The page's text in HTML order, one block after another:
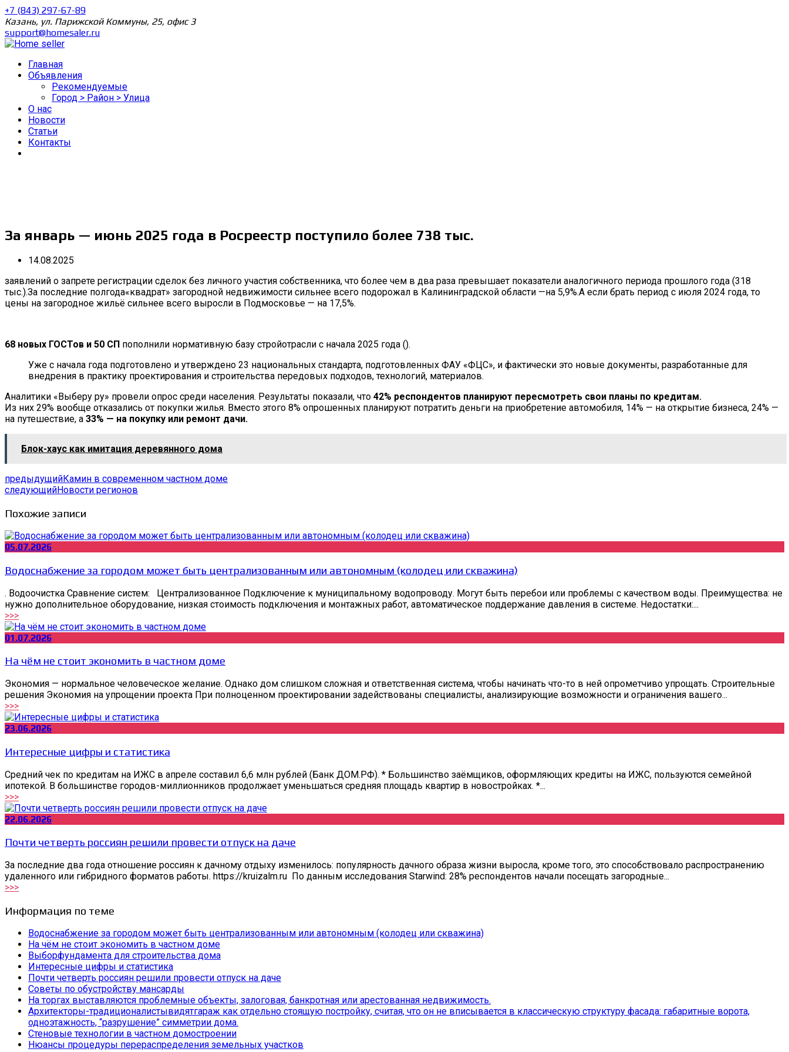
+7 (843) 297-67-89
Казань, ул. Парижской Коммуны, 25, офис 3
support@homesaler.ru
Главная
Объявления
Рекомендуемые
Город > Район > Улица
О нас
Новости
Статьи
Контакты
За январь — июнь 2025 года в Росреестр поступило более 738 тыс.
14.08.2025
заявлений о запрете регистрации сделок без личного участия собственника, что более чем в два раза превышает показатели аналогичного периода прошлого года (318
тыс.).За последние полгода«квадрат» загородной недвижимости сильнее всего подорожал в Калининградской области —на 5,9%.А если брать период с июля 2024 года, то
цены на загородное жильё сильнее всего выросли в Подмосковье — на 17,5%.
68 новых ГОСТов и 50 СП пополнили нормативную базу стройотрасли с начала 2025 года ().
Уже с начала года подготовлено и утверждено 23 национальных стандарта, подготовленных ФАУ «ФЦС», и фактически это новые документы, разработанные для
внедрения в практику проектирования и строительства передовых подходов, технологий, материалов.
Аналитики «Выберу ру» провели опрос среди населения. Результаты показали, что 42% респондентов планируют пересмотреть свои планы по кредитам.
Из них 29% вообще отказались от покупки жилья. Вместо этого 8% опрошенных планируют потратить деньги на приобретение автомобиля, 14% — на открытие бизнеса, 24% —
на путешествие, а 33% — на покупку или ремонт дачи.
Блок-хаус как имитация деревянного дома
предыдущийКамин в современном частном доме
следующийНовости регионов
Похожие записи
05.07.2026
Водоснабжение за городом может быть централизованным или автономным (колодец или скважина)
. Водоочистка Сравнение систем: Централизованное Подключение к муниципальному водопроводу. Могут быть перебои или проблемы с качеством воды. Преимущества: не
нужно дополнительное оборудование, низкая стоимость подключения и монтажных работ, автоматическое поддержание давления в системе. Недостатки:...
>>>
01.07.2026
На чём не стоит экономить в частном доме
Экономия — нормальное человеческое желание. Однако дом слишком сложная и ответственная система, чтобы начинать что-то в ней опрометчиво упрощать. Строительные
решения Экономия на упрощении проекта При полноценном проектировании задействованы специалисты, анализирующие возможности и ограничения вашего...
>>>
23.06.2026
Интересные цифры и статистика
Средний чек по кредитам на ИЖС в апреле составил 6,6 млн рублей (Банк ДОМ.РФ). * Большинство заёмщиков, оформляющих кредиты на ИЖС, пользуются семейной
ипотекой. В большинстве городов-миллионников продолжает уменьшаться средняя площадь квартир в новостройках. *...
>>>
22.06.2026
Почти четверть россиян решили провести отпуск на даче
За последние два года отношение россиян к дачному отдыху изменилось: популярность дачного образа жизни выросла, кроме того, это способствовало распространению
удаленного или гибридного форматов работы. https://kruizalm.ru По данным исследования Starwind: 28% респондентов начали посещать загородные...
>>>
Информация по теме
Водоснабжение за городом может быть централизованным или автономным (колодец или скважина)
На чём не стоит экономить в частном доме
Выборфундамента для строительства дома
Интересные цифры и статистика
Почти четверть россиян решили провести отпуск на даче
Советы по обустройству мансарды
На торгах выставляются проблемные объекты, залоговая, банкротная или арестованная недвижимость.
Архитекторы-традиционалистывидятгараж как отдельно стоящую постройку, считая, что он не вписывается в классическую структуру фасада: габаритные ворота,
одноэтажность, “разрушение” симметрии дома.
Стеновые технологии в частном домостроении
Нюансы процедуры перераспределения земельных участков